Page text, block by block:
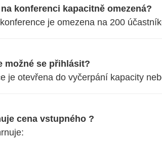
konferenci kapacitně omezená?
je omezena na 200
možné se přihlásit?
je otevřena do vyčerpání kapacity
cena vstupného ?